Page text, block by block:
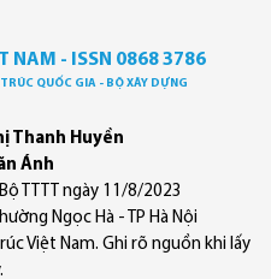
NAM - ISSN 0868 3786
QUỐC GIA - BỘ XÂY DỰNG
Thanh Huyền
Ánh
TTTT ngày 11/8/2023
Ngọc Hà - TP Hà Nội
Việt Nam. Ghi rõ nguồn khi lấy